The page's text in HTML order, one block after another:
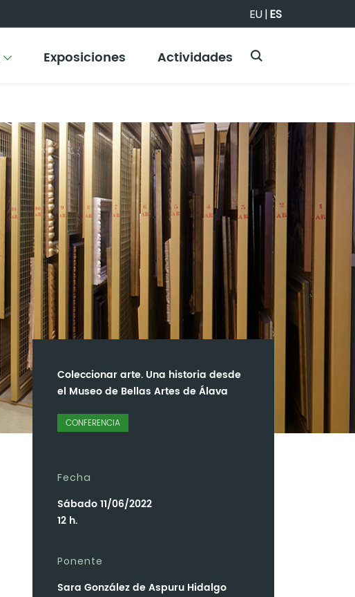
EU|ES
Exposiciones Actividades
Coleccionar arte. Una historia desde
el Museo de Bellas Artes de Álava
CONFERENCIA
Fecha
Sábado 11/06/2022
12 h.
Ponente
Sara González de Aspuru Hidalgo